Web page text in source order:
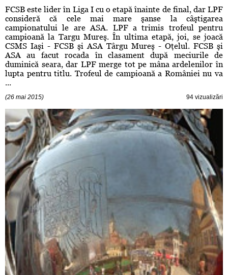
FCSB este lider în Liga I cu o etapă înainte de final, dar LPF
consideră că cele mai mare şanse la câştigarea
campionatului le are ASA. LPF a trimis trofeul pentru
campioană la Targu Mureş. În ultima etapă, joi, se joacă
CSMS Iaşi - FCSB şi ASA Târgu Mureş - Oţelul. FCSB şi
ASA au facut rocada în clasament după meciurile de
duminică seara, dar LPF merge tot pe mâna ardelenilor în
lupta pentru titlu. Trofeul de campioană a României nu va
...
(26 mai 2015) 94 vizualizări